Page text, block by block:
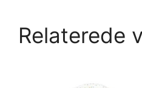
Relaterede